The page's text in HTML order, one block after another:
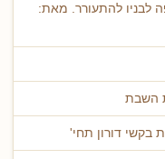
לבניו להתעורר. מאת:
השבת
דורון תחי'